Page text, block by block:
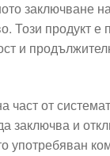
заключване
Този продукт е
и
част от
заключва и
употребяван